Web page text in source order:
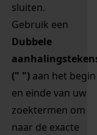
sluiten.
Gebruik een
Dubbele
(" ") aan het begin
en einde van uw
zoektermen om
naar de exacte